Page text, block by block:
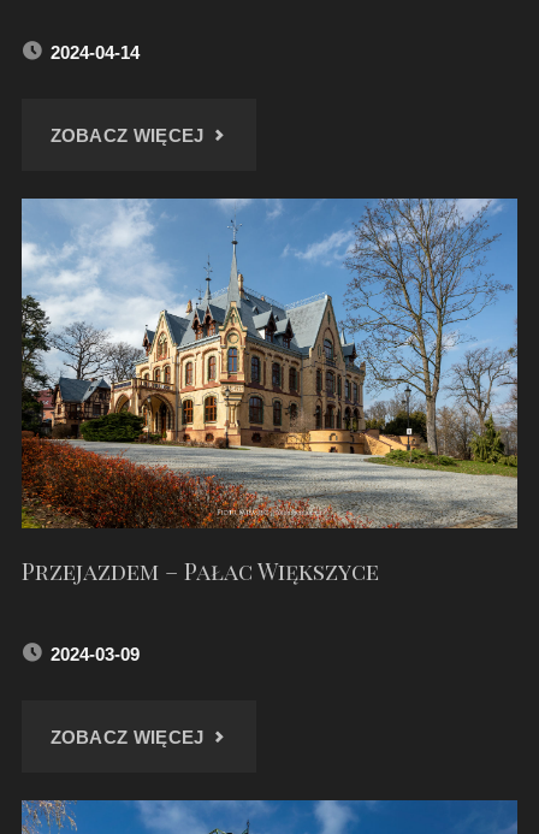
2024-04-14
ZOBACZ WIĘCEJ"DAWNY
KOLEJOWY
W
DŁUGOMIŁOWICACH"
Przejazdem – Pałac Większyce
2024-03-09
ZOBACZ WIĘCEJ"PRZEJAZDEM